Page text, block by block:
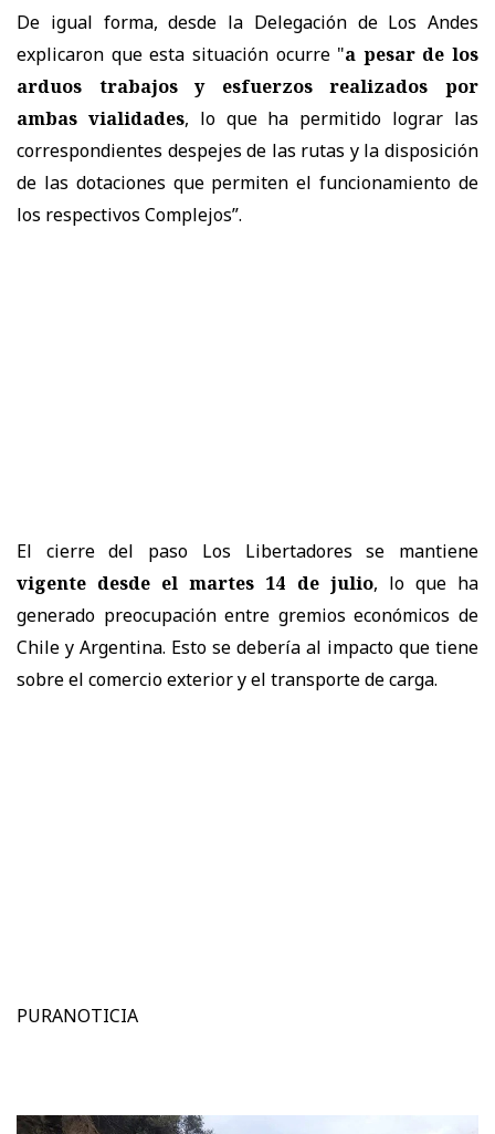
De igual forma, desde la Delegación de Los Andes
explicaron que esta situación ocurre "a pesar de los
arduos trabajos y esfuerzos realizados por
ambas vialidades, lo que ha permitido lograr las
correspondientes despejes de las rutas y la disposición
de las dotaciones que permiten el funcionamiento de
los respectivos Complejos”.
El cierre del paso Los Libertadores se mantiene
vigente desde el martes 14 de julio, lo que ha
generado preocupación entre gremios económicos de
Chile y Argentina. Esto se debería al impacto que tiene
sobre el comercio exterior y el transporte de carga.
PURANOTICIA